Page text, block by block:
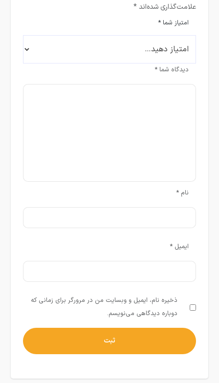
علامت‌گذاری شده‌اند*
امتیاز شما*
دیدگاه شما*
نام*
ایمیل*
ذخیره نام، ایمیل و وبسایت من در مرورگر برای زمانی که
دوباره دیدگاهی می‌نویسم.